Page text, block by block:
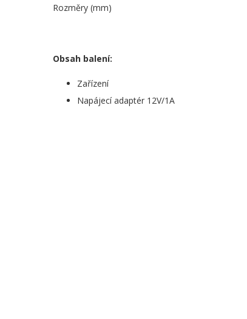
Rozměry (mm)
Obsah balení:
Zařízení
Napájecí adaptér 12V/1A